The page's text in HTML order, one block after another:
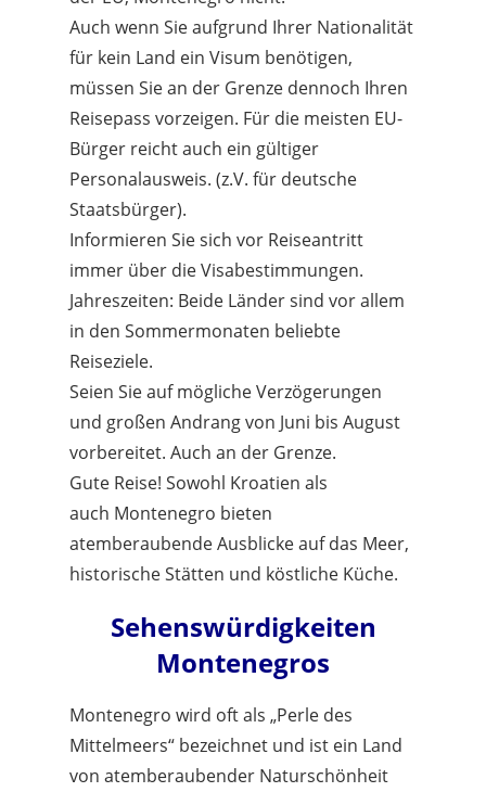
Auch wenn Sie aufgrund Ihrer Nationalität
für kein Land ein Visum benötigen,
müssen Sie an der Grenze dennoch Ihren
Reisepass vorzeigen. Für die meisten EU-
Bürger reicht auch ein gültiger
Personalausweis. (z.V. für deutsche
Staatsbürger).
Informieren Sie sich vor Reiseantritt
immer über die Visabestimmungen.
Jahreszeiten: Beide Länder sind vor allem
in den Sommermonaten beliebte
Reiseziele.
Seien Sie auf mögliche Verzögerungen
und großen Andrang von Juni bis August
vorbereitet. Auch an der Grenze.
Gute Reise! Sowohl Kroatien als
auch Montenegro bieten
atemberaubende Ausblicke auf das Meer,
historische Stätten und köstliche Küche.
Sehenswürdigkeiten
Montenegros
Montenegro wird oft als „Perle des
Mittelmeers“ bezeichnet und ist ein Land
von atemberaubender Naturschönheit